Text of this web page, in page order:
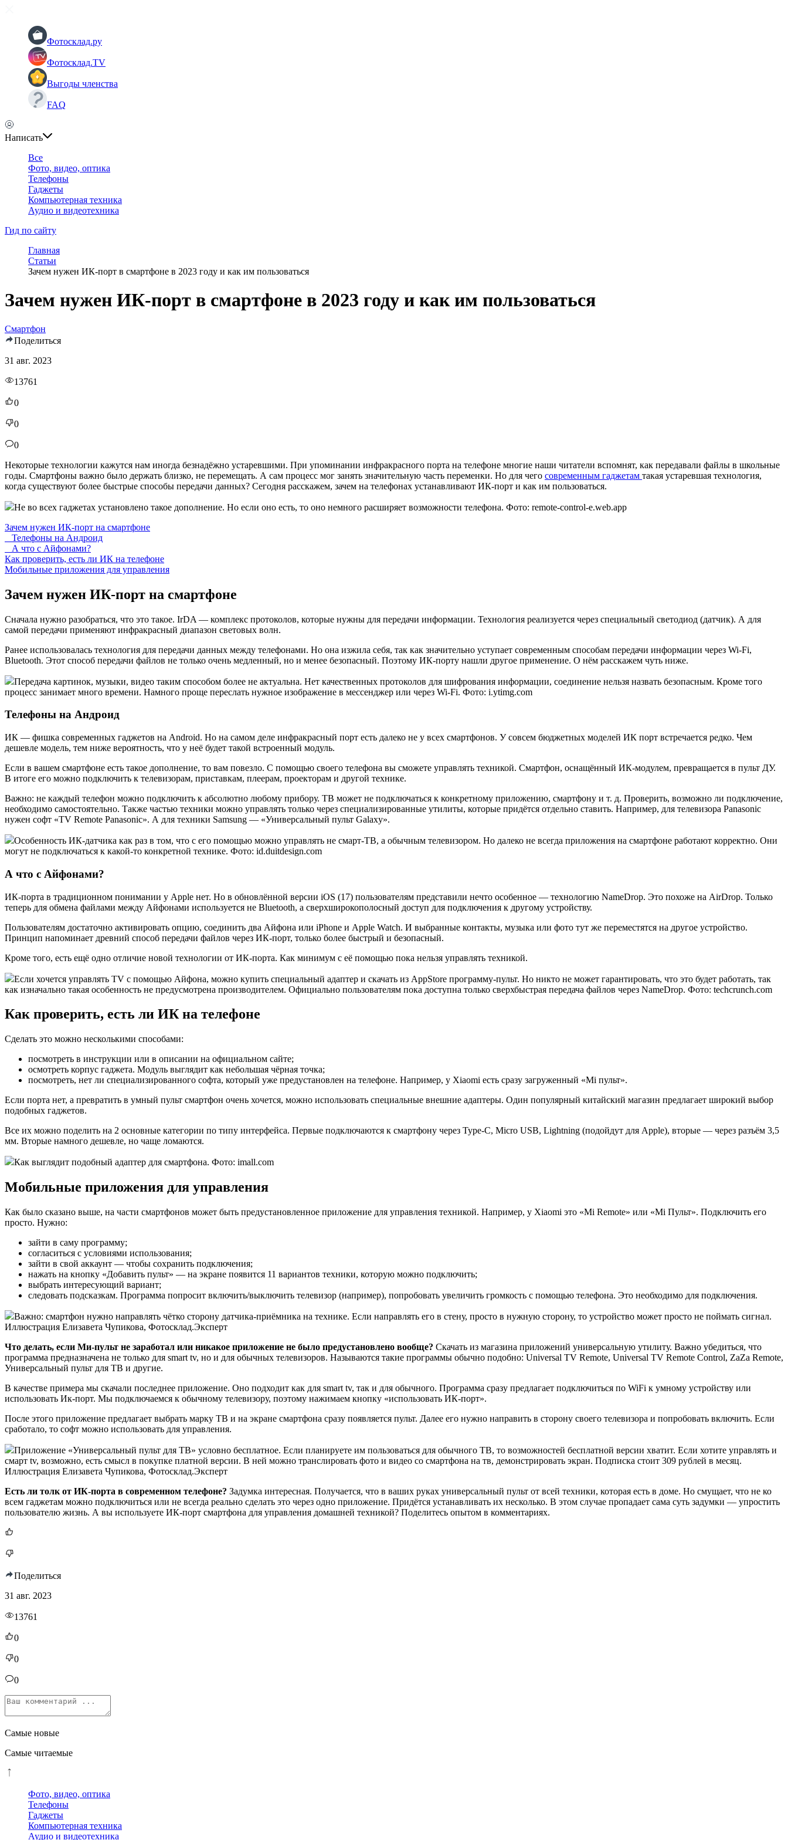
Фотосклад.ру
Фотосклад.TV
Выгоды членства
FAQ
Написать
Все
Фото, видео, оптика
Телефоны
Гаджеты
Компьютерная техника
Аудио и видеотехника
Гид по сайту
Главная
Статьи
Зачем нужен ИК-порт в смартфоне в 2023 году и как им пользоваться
Зачем нужен ИК-порт в смартфоне в 2023 году и как им пользоваться
Смартфон
Поделиться
31 авг. 2023
13761
0
0
0
Некоторые технологии кажутся нам иногда безнадёжно устаревшими. При упоминании инфракрасного порта на телефоне многие наши читатели вспомнят, как передавали файлы в школьные
годы. Смартфоны важно было держать близко, не перемещать. А сам процесс мог занять значительную часть переменки. Но для чего современным гаджетам такая устаревшая технология,
когда существуют более быстрые способы передачи данных? Сегодня расскажем, зачем на телефонах устанавливают ИК-порт и как им пользоваться.
Не во всех гаджетах установлено такое дополнение. Но если оно есть, то оно немного расширяет возможности телефона. Фото: remote-control-e.web.app
Зачем нужен ИК-порт на смартфоне
Телефоны на Андроид
А что с Айфонами?
Как проверить, есть ли ИК на телефоне
Мобильные приложения для управления
Зачем нужен ИК-порт на смартфоне
Сначала нужно разобраться, что это такое. IrDA — комплекс протоколов, которые нужны для передачи информации. Технология реализуется через специальный светодиод (датчик). А для
самой передачи применяют инфракрасный диапазон световых волн.
Ранее использовалась технология для передачи данных между телефонами. Но она изжила себя, так как значительно уступает современным способам передачи информации через Wi-Fi,
Bluetooth. Этот способ передачи файлов не только очень медленный, но и менее безопасный. Поэтому ИК-порту нашли другое применение. О нём расскажем чуть ниже.
Передача картинок, музыки, видео таким способом более не актуальна. Нет качественных протоколов для шифрования информации, соединение нельзя назвать безопасным. Кроме того
процесс занимает много времени. Намного проще переслать нужное изображение в мессенджер или через Wi-Fi. Фото: i.ytimg.com
Телефоны на Андроид
ИК — фишка современных гаджетов на Android. Но на самом деле инфракрасный порт есть далеко не у всех смартфонов. У совсем бюджетных моделей ИК порт встречается редко. Чем
дешевле модель, тем ниже вероятность, что у неё будет такой встроенный модуль.
Если в вашем смартфоне есть такое дополнение, то вам повезло. С помощью своего телефона вы сможете управлять техникой. Смартфон, оснащённый ИК-модулем, превращается в пульт ДУ.
В итоге его можно подключить к телевизорам, приставкам, плеерам, проекторам и другой технике.
Важно: не каждый телефон можно подключить к абсолютно любому прибору. ТВ может не подключаться к конкретному приложению, смартфону и т. д. Проверить, возможно ли подключение,
необходимо самостоятельно. Также частью техники можно управлять только через специализированные утилиты, которые придётся отдельно ставить. Например, для телевизора Panasonic
нужен софт «TV Remote Panasonic». А для техники Samsung — «Универсальный пульт Galaxy».
Особенность ИК-датчика как раз в том, что с его помощью можно управлять не смарт-ТВ, а обычным телевизором. Но далеко не всегда приложения на смартфоне работают корректно. Они
могут не подключаться к какой-то конкретной технике. Фото: id.duitdesign.com
А что с Айфонами?
ИК-порта в традиционном понимании у Apple нет. Но в обновлённой версии iOS (17) пользователям представили нечто особенное — технологию NameDrop. Это похоже на AirDrop. Только
теперь для обмена файлами между Айфонами используется не Bluetooth, а сверхширокополосный доступ для подключения к другому устройству.
Пользователям достаточно активировать опцию, соединить два Айфона или iPhone и Apple Watch. И выбранные контакты, музыка или фото тут же переместятся на другое устройство.
Принцип напоминает древний способ передачи файлов через ИК-порт, только более быстрый и безопасный.
Кроме того, есть ещё одно отличие новой технологии от ИК-порта. Как минимум с её помощью пока нельзя управлять техникой.
Если хочется управлять TV с помощью Айфона, можно купить специальный адаптер и скачать из AppStore программу-пульт. Но никто не может гарантировать, что это будет работать, так
как изначально такая особенность не предусмотрена производителем. Официально пользователям пока доступна только сверхбыстрая передача файлов через NameDrop. Фото: techcrunch.com
Как проверить, есть ли ИК на телефоне
Сделать это можно несколькими способами:
посмотреть в инструкции или в описании на официальном сайте;
осмотреть корпус гаджета. Модуль выглядит как небольшая чёрная точка;
посмотреть, нет ли специализированного софта, который уже предустановлен на телефоне. Например, у Xiaomi есть сразу загруженный «Mi пульт».
Если порта нет, а превратить в умный пульт смартфон очень хочется, можно использовать специальные внешние адаптеры. Один популярный китайский магазин предлагает широкий выбор
подобных гаджетов.
Все их можно поделить на 2 основные категории по типу интерфейса. Первые подключаются к смартфону через Type-C, Micro USB, Lightning (подойдут для Apple), вторые — через разъём 3,5
мм. Вторые намного дешевле, но чаще ломаются.
Как выглядит подобный адаптер для смартфона. Фото: imall.com
Мобильные приложения для управления
Как было сказано выше, на части смартфонов может быть предустановленное приложение для управления техникой. Например, у Xiaomi это «Mi Remote» или «Mi Пульт». Подключить его
просто. Нужно:
зайти в саму программу;
согласиться с условиями использования;
зайти в свой аккаунт — чтобы сохранить подключения;
нажать на кнопку «Добавить пульт» — на экране появится 11 вариантов техники, которую можно подключить;
выбрать интересующий вариант;
следовать подсказкам. Программа попросит включить/выключить телевизор (например), попробовать увеличить громкость с помощью телефона. Это необходимо для подключения.
Важно: смартфон нужно направлять чётко сторону датчика-приёмника на технике. Если направлять его в стену, просто в нужную сторону, то устройство может просто не поймать сигнал.
Иллюстрация Елизавета Чупикова, Фотосклад.Эксперт
Что делать, если Ми-пульт не заработал или никакое приложение не было предустановлено вообще? Скачать из магазина приложений универсальную утилиту. Важно убедиться, что
программа предназначена не только для smart tv, но и для обычных телевизоров. Называются такие программы обычно подобно: Universal TV Remote, Universal TV Remote Control, ZaZa Remote,
Универсальный пульт для ТВ и другие.
В качестве примера мы скачали последнее приложение. Оно подходит как для smart tv, так и для обычного. Программа сразу предлагает подключиться по WiFi к умному устройству или
использовать Ик-порт. Мы подключаемся к обычному телевизору, поэтому нажимаем кнопку «использовать ИК-порт».
После этого приложение предлагает выбрать марку ТВ и на экране смартфона сразу появляется пульт. Далее его нужно направить в сторону своего телевизора и попробовать включить. Если
сработало, то софт можно использовать для управления.
Приложение «Универсальный пульт для ТВ» условно бесплатное. Если планируете им пользоваться для обычного ТВ, то возможностей бесплатной версии хватит. Если хотите управлять и
смарт tv, возможно, есть смысл в покупке платной версии. В ней можно транслировать фото и видео со смартфона на тв, демонстрировать экран. Подписка стоит 309 рублей в месяц.
Иллюстрация Елизавета Чупикова, Фотосклад.Эксперт
Есть ли толк от ИК-порта в современном телефоне? Задумка интересная. Получается, что в ваших руках универсальный пульт от всей техники, которая есть в доме. Но смущает, что не ко
всем гаджетам можно подключиться или не всегда реально сделать это через одно приложение. Придётся устанавливать их несколько. В этом случае пропадает сама суть задумки — упростить
пользователю жизнь. А вы используете ИК-порт смартфона для управления домашней техникой? Поделитесь опытом в комментариях.
Поделиться
31 авг. 2023
13761
0
0
0
Самые новые
Самые читаемые
Фото, видео, оптика
Телефоны
Гаджеты
Компьютерная техника
Аудио и видеотехника